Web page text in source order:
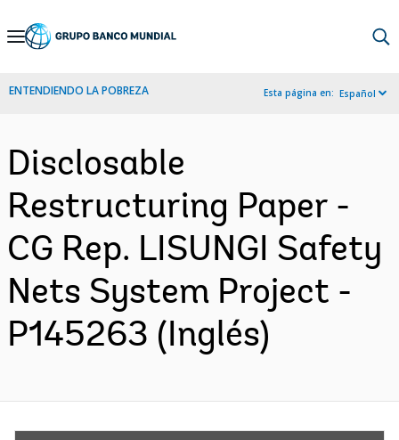
Skip
Navigation
ENTENDIENDO LA POBREZA Esta página en: Español
Disclosable
Restructuring Paper -
CG Rep. LISUNGI Safety
Nets System Project -
P145263 (Inglés)